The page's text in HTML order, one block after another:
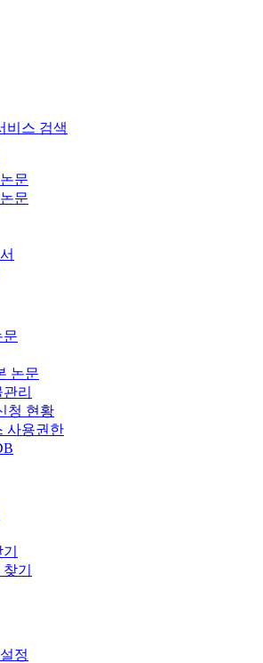
비스 검색
문
문
문
논문
리
청 현황
사용권한
기
정